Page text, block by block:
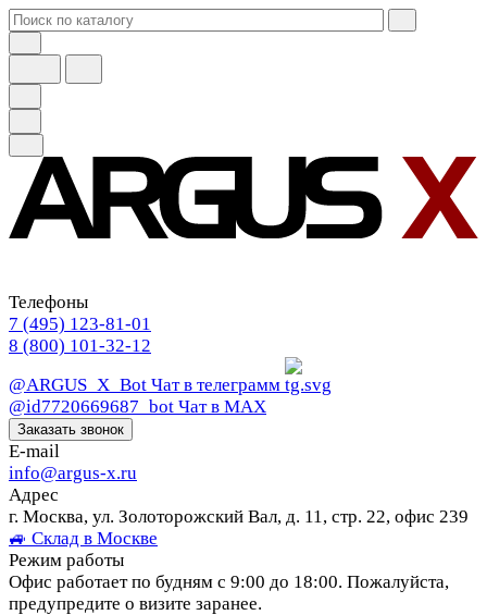
Телефоны
7 (495) 123-81-01
8 (800) 101-32-12
@ARGUS_X_Bot Чат в телеграмм
@id7720669687_bot Чат в МАХ
Заказать звонок
E-mail
info@argus-x.ru
Адрес
г. Москва, ул. Золоторожский Вал, д. 11, стр. 22, офис 239
🚙 Склад в Москве
Режим работы
Офис работает по будням с 9:00 до 18:00. Пожалуйста,
предупредите о визите заранее.